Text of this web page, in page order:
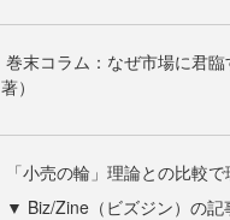
巻末コラム：なぜ市場に君
著）
「小売の輪」理論との比較
▼ Biz/Zine（ビズジン）の